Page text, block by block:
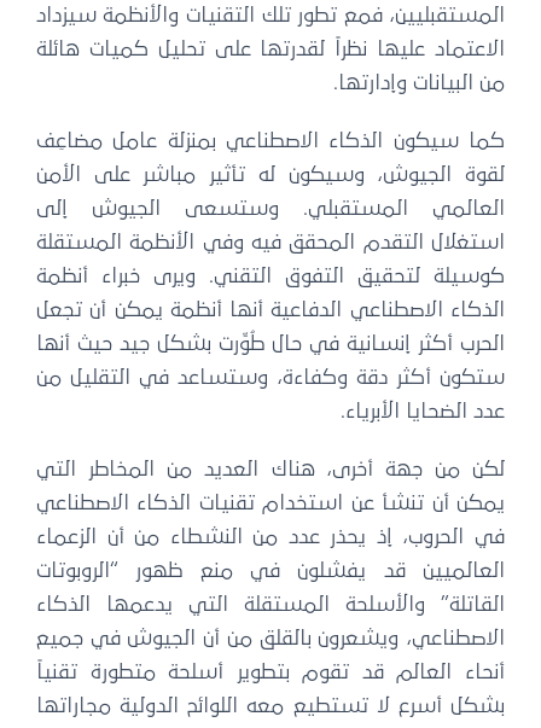
المستقبليين، فمع تطور تلك التقنيات والأنظمة سيزداد
الاعتماد عليها نظراً لقدرتها على تحليل كميات هائلة
من البيانات وإدارتها.
كما سيكون الذكاء الاصطناعي بمنزلة عامل مضاعِف
لقوة الجيوش، وسيكون له تأثير مباشر على الأمن
العالمي المستقبلي. وستسعى الجيوش إلى
استغلال التقدم المحقق فيه وفي الأنظمة المستقلة
كوسيلة لتحقيق التفوق التقني. ويرى خبراء أنظمة
الذكاء الاصطناعي الدفاعية أنها أنظمة يمكن أن تجعل
الحرب أكثر إنسانية في حال طُوِّرت بشكل جيد حيث أنها
ستكون أكثر دقة وكفاءة، وستساعد في التقليل من
عدد الضحايا الأبرياء.
لكن من جهة أخرى، هناك العديد من المخاطر التي
يمكن أن تنشأ عن استخدام تقنيات الذكاء الاصطناعي
في الحروب، إذ يحذر عدد من النشطاء من أن الزعماء
العالميين قد يفشلون في منع ظهور “الروبوتات
القاتلة” والأسلحة المستقلة التي يدعمها الذكاء
الاصطناعي، ويشعرون بالقلق من أن الجيوش في جميع
أنحاء العالم قد تقوم بتطوير أسلحة متطورة تقنياً
بشكل أسرع لا تستطيع معه اللوائح الدولية مجاراتها